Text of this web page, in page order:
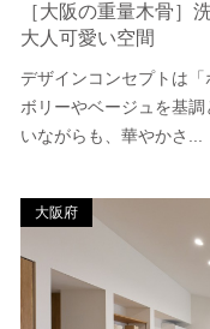
［大阪の重量木骨］
大人可愛い空間
デザインコンセプトは
ボリーやベージュを基
いながらも、華やかさ...
大阪府